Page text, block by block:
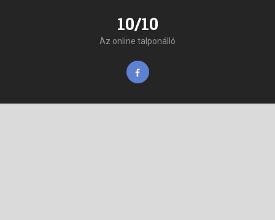
10/10
Az online talponálló